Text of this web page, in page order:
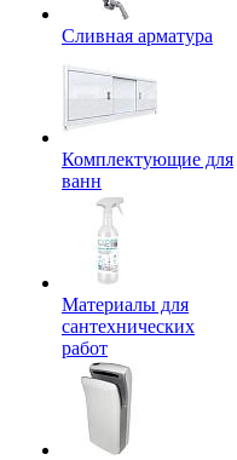
Сливная арматура
Комплектующие для
ванн
Материалы для
сантехнических
работ